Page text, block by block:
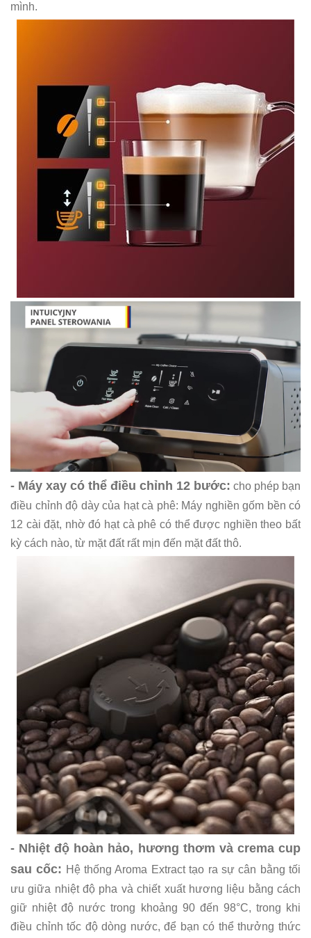
mình.
- Máy xay có thể điều chỉnh 12 bước: cho phép bạn
điều chỉnh độ dày của hạt cà phê: Máy nghiền gốm bền có
12 cài đặt, nhờ đó hạt cà phê có thể được nghiền theo bất
kỳ cách nào, từ mặt đất rất mịn đến mặt đất thô.
- Nhiệt độ hoàn hảo, hương thơm và crema cup
sau cốc: Hệ thống Aroma Extract tạo ra sự cân bằng tối
ưu giữa nhiệt độ pha và chiết xuất hương liệu bằng cách
giữ nhiệt độ nước trong khoảng 90 đến 98°C, trong khi
điều chỉnh tốc độ dòng nước, để bạn có thể thưởng thức